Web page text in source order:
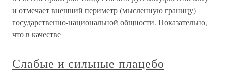
и отмечает внешний периметр (мысленную границу)
государственно-национальной общности. Показательно,
что в качестве
Слабые и сильные плацебо